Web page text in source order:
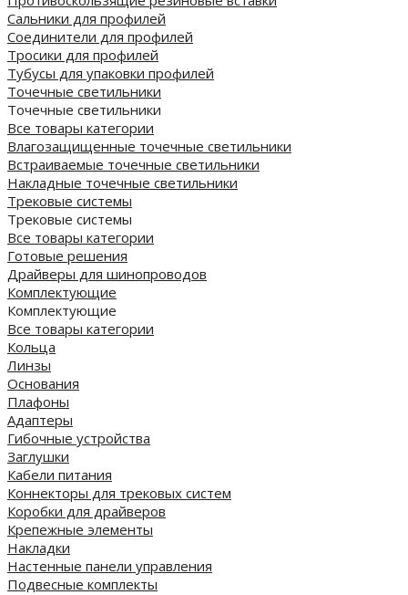
Сальники для профилей
Соединители для профилей
Тросики для профилей
Тубусы для упаковки профилей
Точечные светильники
Точечные светильники
Все товары категории
Влагозащищенные точечные светильники
Встраиваемые точечные светильники
Накладные точечные светильники
Трековые системы
Трековые системы
Все товары категории
Готовые решения
Драйверы для шинопроводов
Комплектующие
Комплектующие
Все товары категории
Кольца
Линзы
Основания
Плафоны
Адаптеры
Гибочные устройства
Заглушки
Кабели питания
Коннекторы для трековых систем
Коробки для драйверов
Крепежные элементы
Накладки
Настенные панели управления
Подвесные комплекты